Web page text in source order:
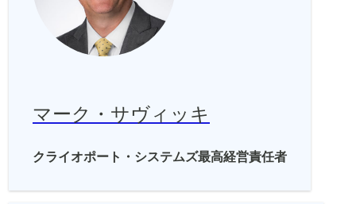
マーク・サヴィッキ
クライオポート・システムズ最高経営責任者